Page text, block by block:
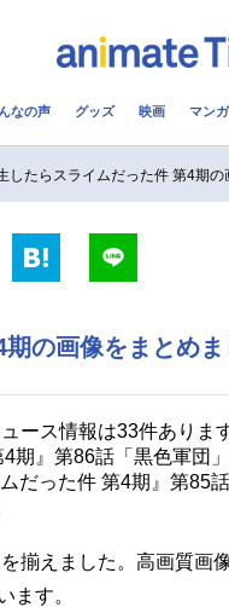
実写化映画一覧
男性声優/女性声優一覧
FOLLOW
なの声 グッズ 映画 マン
したらスライムだった件 第4期の
の画像をまとめま
ース情報は33件ありま
期』第86話「黒色軍団
だった件 第4期』第85
揃えました。高画質画
ます。